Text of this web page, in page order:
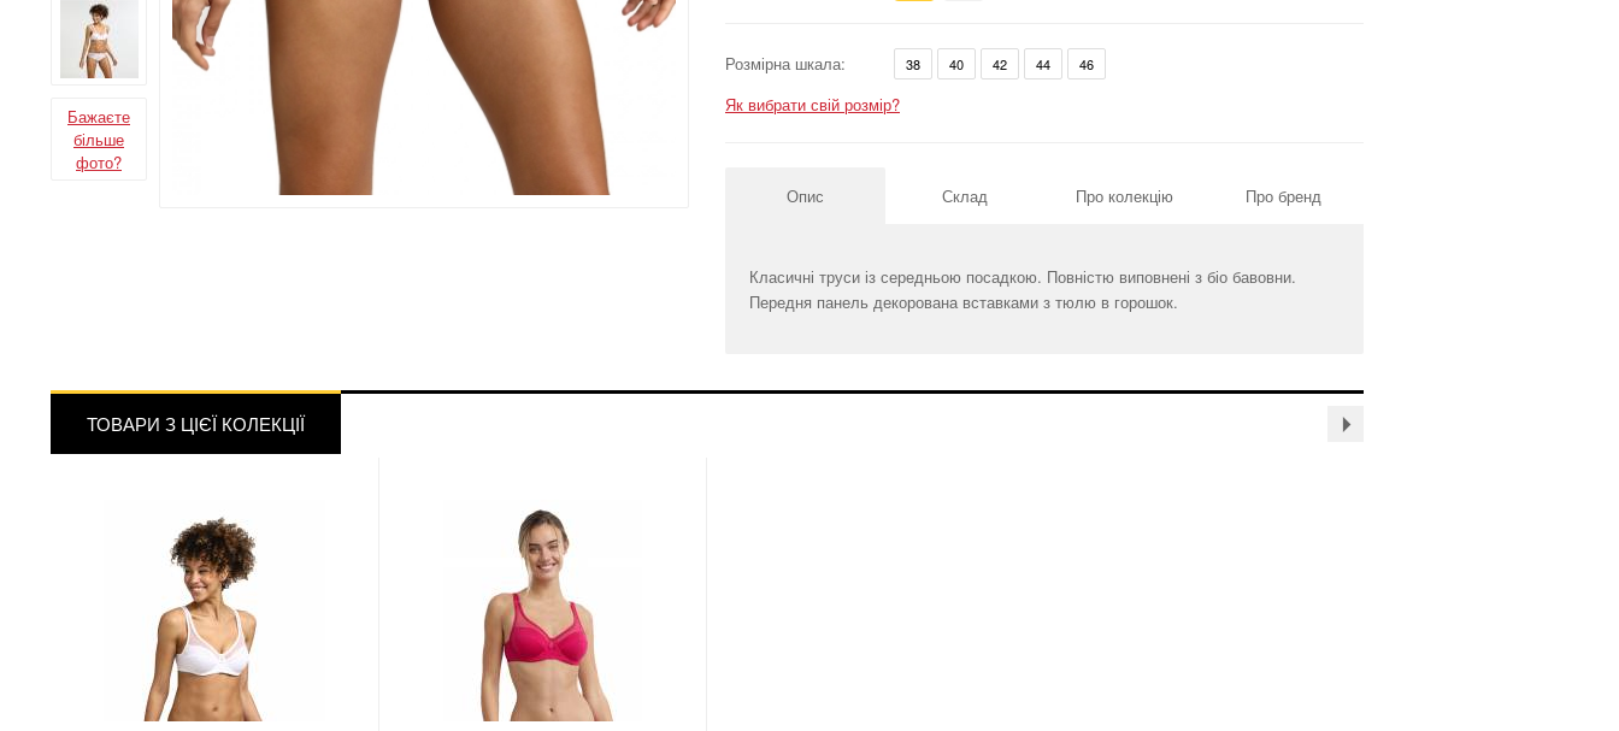
Бажаєте
більше
фото?
Розмірна шкала: 38 40 42 44 46
Як вибрати свій розмір?
Опис Склад Про колекцію Про бренд
Класичні труси із середньою посадкою. Повністю виповнені з біо бавовни.
Передня панель декорована вставками з тюлю в горошок.
ТОВАРИ З ЦІЄЇ КОЛЕКЦІЇ